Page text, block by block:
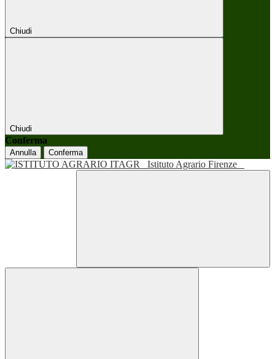
Chiudi
Chiudi
Conferma
Annulla Conferma
Istituto Agrario Firenze